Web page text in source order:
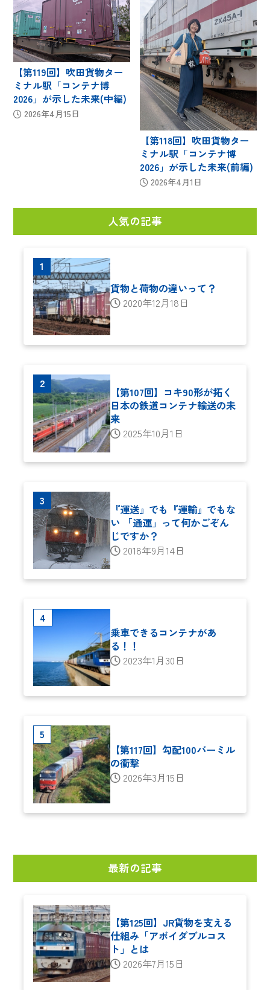
【第119回】吹田貨物ター
ミナル駅「コンテナ博
2026」が示した未来(中編)
2026年4月15日
【第118回】吹田貨物ター
ミナル駅「コンテナ博
2026」が示した未来(前編)
2026年4月1日
人気の記事
貨物と荷物の違いって？
2020年12月18日
【第107回】コキ90形が拓く
日本の鉄道コンテナ輸送の未
来
2025年10月1日
『運送』でも『運輸』でもな
い 「通運」って何かごぞん
じですか？
2018年9月14日
乗車できるコンテナがあ
る！！
2023年1月30日
【第117回】勾配100パーミル
の衝撃
2026年3月15日
最新の記事
【第125回】JR貨物を支える
仕組み「アボイダブルコス
ト」とは
2026年7月15日